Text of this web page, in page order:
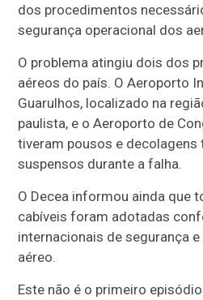
dos procedimentos
segurança operacional dos
O problema atingiu dois dos
aéreos do país. O Aeroporto
Guarulhos, localizado na
paulista, e o Aeroporto de
tiveram pousos e
suspensos durante a falha.
O Decea informou ainda que
cabíveis foram adotadas
internacionais de segurança
aéreo.
Este não é o primeiro